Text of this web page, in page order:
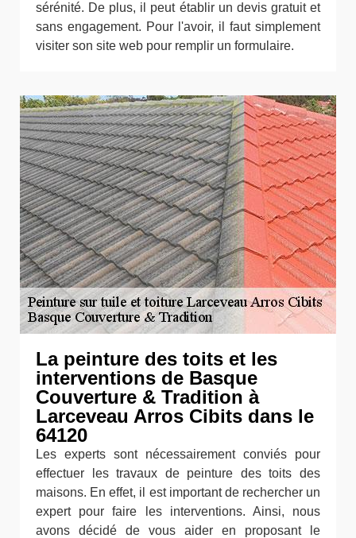
sérénité. De plus, il peut établir un devis gratuit et
sans engagement. Pour l'avoir, il faut simplement
visiter son site web pour remplir un formulaire.
La peinture des toits et les
interventions de Basque
Couverture & Tradition à
Larceveau Arros Cibits dans le
64120
Les experts sont nécessairement conviés pour
effectuer les travaux de peinture des toits des
maisons. En effet, il est important de rechercher un
expert pour faire les interventions. Ainsi, nous
avons décidé de vous aider en proposant le